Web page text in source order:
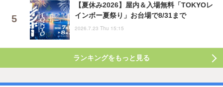
【夏休み2026】屋内＆入場無料「TOKYOレ
インボー夏祭り」お台場で8/31まで
2026.7.23 Thu 15:15
ランキングをもっと見る